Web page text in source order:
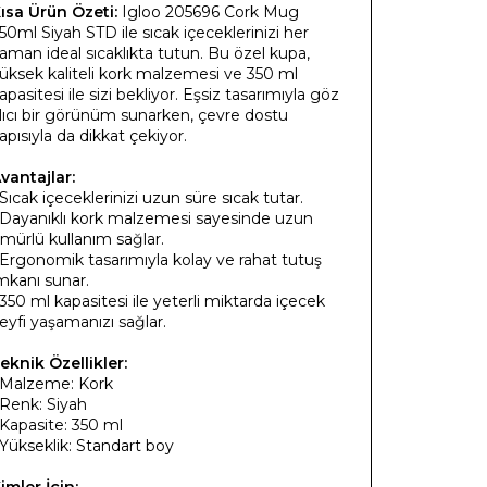
Ürün Özeti: Igloo 205696 Cork Mug
Siyah STD ile sıcak içeceklerinizi her
ideal sıcaklıkta tutun. Bu özel kupa,
kaliteli kork malzemesi ve 350 ml
ile sizi bekliyor. Eşsiz tasarımıyla göz
bir görünüm sunarken, çevre dostu
da dikkat çekiyor.
Sıcak içeceklerinizi uzun süre sıcak tutar.
Dayanıklı kork malzemesi sayesinde uzun
kullanım sağlar.
Ergonomik tasarımıyla kolay ve rahat tutuş
sunar.
350 ml kapasitesi ile yeterli miktarda içecek
yaşamanızı sağlar.
Özellikler:
Malzeme: Kork
Renk: Siyah
Kapasite: 350 ml
Yükseklik: Standart boy